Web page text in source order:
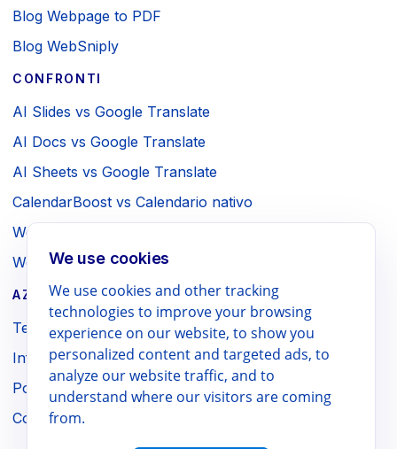
Blog Webpage to PDF
Blog WebSniply
CONFRONTI
AI Slides vs Google Translate
AI Docs vs Google Translate
AI Sheets vs Google Translate
CalendarBoost vs Calendario nativo
Webpage to PDF vs Stampa browser
WebSniply vs Screenshot browser
AZIENDA / LEGALE
Termini
Informativa sulla privacy
Politica di rimborso
Contatti
We use cookies
We use cookies and other tracking
technologies to improve your browsing
experience on our website, to show you
personalized content and targeted ads, to
analyze our website traffic, and to
understand where our visitors are coming
from.